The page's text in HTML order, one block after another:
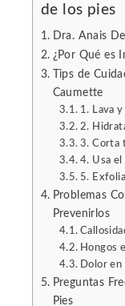
de los pies
Dra. Anais
¿Por Qué es
Tips de
Caumette
1. Lava
2.
3. Corta
4. Usa el
5.
Problemas
Prevenirlos
Hongos
Dolor en
Preguntas
Pies